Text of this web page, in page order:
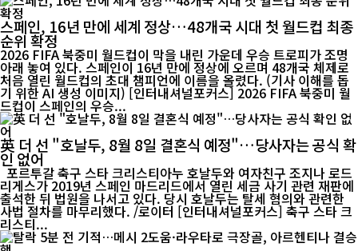
스페인, 16년 만에 세계 정상…48개국 시대 첫 월드컵 최종
순위 확정
2026 FIFA 북중미 월드컵이 막을 내린 가운데 우승 트로피가 조명
아래 놓여 있다. 스페인이 16년 만에 정상에 오르며 48개국 체제로
처음 열린 월드컵의 초대 챔피언에 이름을 올렸다. (기사 이해를 돕
기 위한 AI 생성 이미지) [인터내셔널포커스] 2026 FIFA 북중미 월
드컵이 스페인의 우승...
英 더 선 "호날두, 8월 8일 결혼식 예정"…당사자는 공식 확
인 없어
포르투갈 축구 스타 크리스티아누 호날두와 여자친구 조지나 로드
리게스가 2019년 스페인 마드리드에서 열린 세금 사기 관련 재판에
출석한 뒤 법원을 나서고 있다. 당시 호날두는 탈세 혐의와 관련한
사법 절차를 마무리했다. /로이터 [인터내셔널포커스] 축구 스타 크
리스티...